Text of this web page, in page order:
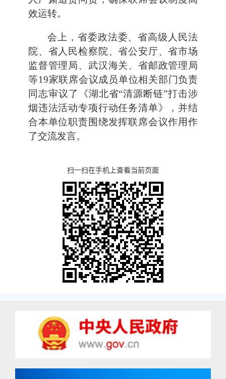
效运转。
会上，省委政法委、省高级人民法
院、省人民检察院、省公安厅、省市场
监督管理局、武汉海关、省邮政管理局
等19家联席会议成员单位相关部门负责
同志审议了《湖北省“清源断链”打击涉
烟违法活动专项行动任务清单》，并结
合本单位职责围绕发挥联席会议作用作
了交流发言。
扫一扫在手机上查看当前页面